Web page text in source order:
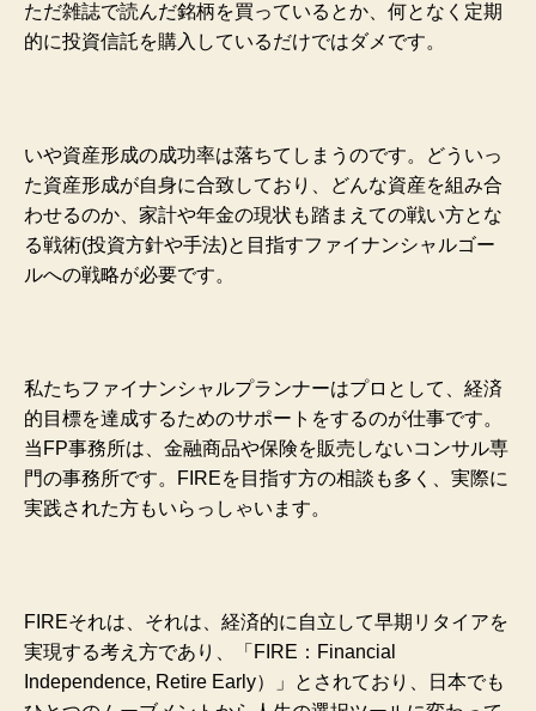
ただ雑誌で読んだ銘柄を買っているとか、何となく定期
的に投資信託を購入しているだけではダメです。
いや資産形成の成功率は落ちてしまうのです。どういっ
た資産形成が自身に合致しており、どんな資産を組み合
わせるのか、家計や年金の現状も踏まえての戦い方とな
る戦術(投資方針や手法)と目指すファイナンシャルゴー
ルへの戦略が必要です。
私たちファイナンシャルプランナーはプロとして、経済
的目標を達成するためのサポートをするのが仕事です。
当FP事務所は、金融商品や保険を販売しないコンサル専
門の事務所です。FIREを目指す方の相談も多く、実際に
実践された方もいらっしゃいます。
FIREそれは、それは、経済的に自立して早期リタイアを
実現する考え方であり、「FIRE：Financial
Independence, Retire Early）」とされており、日本でも